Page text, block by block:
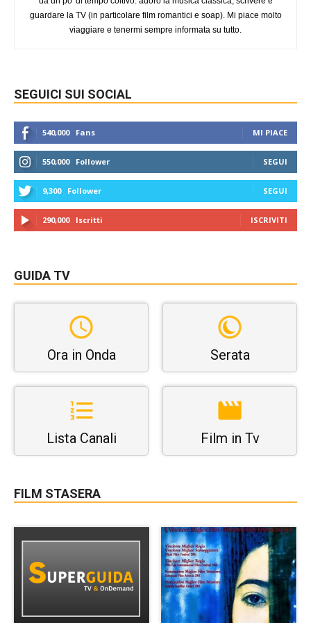
guardare la TV (in particolare film romantici e soap). Mi piace molto
viaggiare e tenermi sempre informata su tutto.
SEGUICI SUI SOCIAL
540,000 Fans MI PIACE
550,000 Follower SEGUI
9,300 Follower SEGUI
290,000 Iscritti ISCRIVITI
GUIDA TV
Ora in Onda Serata
Lista Canali Film in Tv
FILM STASERA